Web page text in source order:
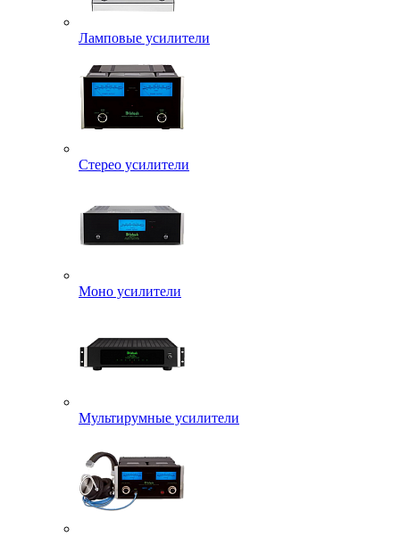
Ламповые усилители
Стерео усилители
Моно усилители
Мультирумные усилители